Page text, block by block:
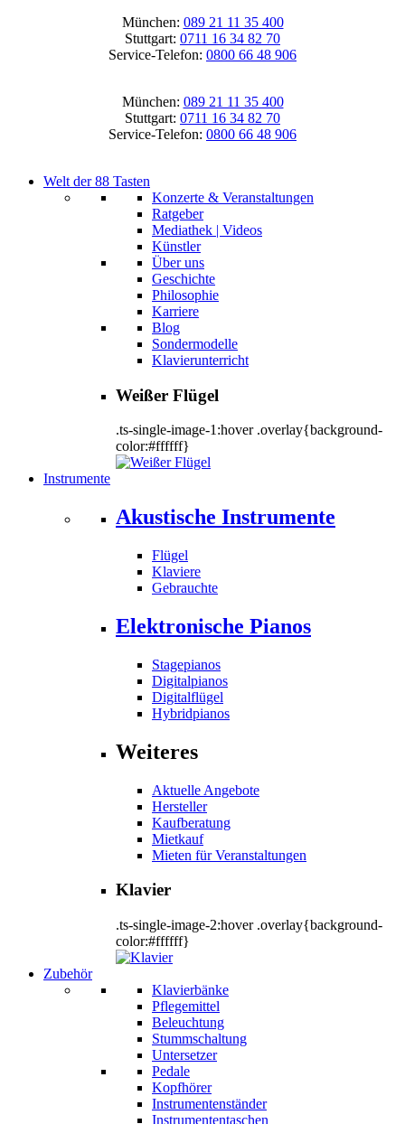
München: 089 21 11 35 400
Stuttgart: 0711 16 34 82 70
Service-Telefon: 0800 66 48 906
München: 089 21 11 35 400
Stuttgart: 0711 16 34 82 70
Service-Telefon: 0800 66 48 906
Welt der 88 Tasten
Konzerte & Veranstaltungen
Ratgeber
Mediathek | Videos
Künstler
Über uns
Geschichte
Philosophie
Karriere
Blog
Sondermodelle
Klavierunterricht
Weißer Flügel
.ts-single-image-1:hover .overlay{background-
color:#ffffff}
Instrumente
Akustische Instrumente
Flügel
Klaviere
Gebrauchte
Elektronische Pianos
Stagepianos
Digitalpianos
Digitalflügel
Hybridpianos
Weiteres
Aktuelle Angebote
Hersteller
Kaufberatung
Mietkauf
Mieten für Veranstaltungen
Klavier
.ts-single-image-2:hover .overlay{background-
color:#ffffff}
Zubehör
Klavierbänke
Pflegemittel
Beleuchtung
Stummschaltung
Untersetzer
Pedale
Kopfhörer
Instrumentenständer
Instrumententaschen